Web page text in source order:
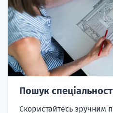
Пошук
Скористайтесь зручним